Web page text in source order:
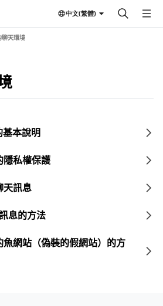
中文(繁體)
聊天環境
本說明
隱私權保護
天訊息
息的方法
網站（偽裝的假網站）的方